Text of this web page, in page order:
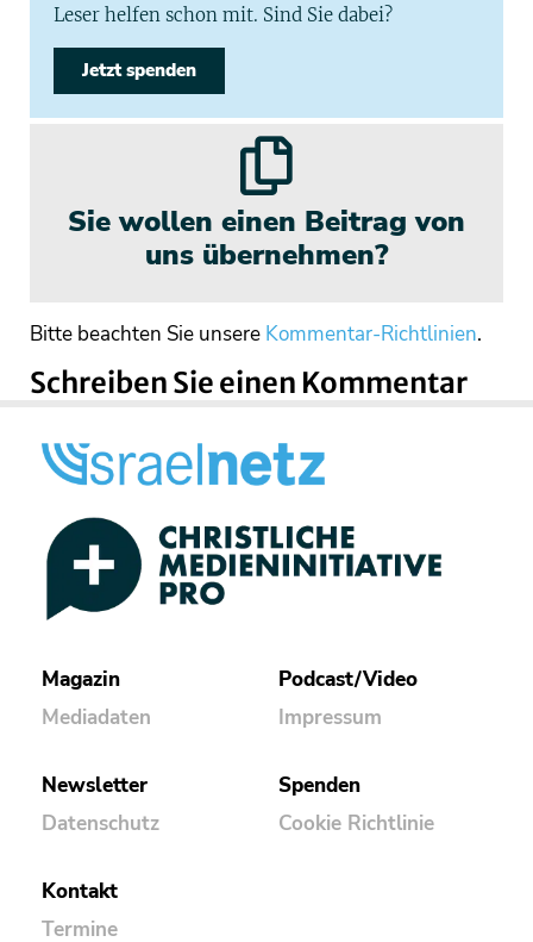
Leser helfen schon mit. Sind Sie dabei?
Jetzt spenden
Sie wollen einen Beitrag von
uns übernehmen?
Bitte beachten Sie unsere Kommentar-Richtlinien.
Schreiben Sie einen Kommentar
Magazin
Mediadaten
Podcast/Video
Impressum
Newsletter
Datenschutz
Spenden
Cookie Richtlinie
Kontakt
Termine